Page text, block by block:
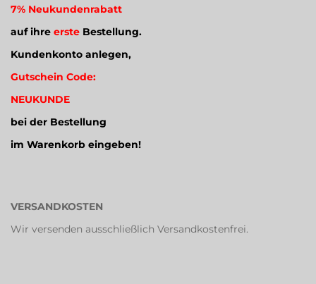
7% Neukundenrabatt
auf ihre erste Bestellung.
Kundenkonto anlegen,
Gutschein Code:
NEUKUNDE
bei der Bestellung
im Warenkorb eingeben!
VERSANDKOSTEN
Wir versenden ausschließlich Versandkostenfrei.